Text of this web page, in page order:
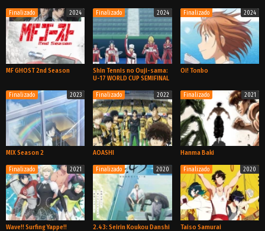
Película TV TV
Finalizado 2024
TV
MF GHOST 2nd Season
Finalizado 2024
TV
Shin Tennis no Ouji-sama:
U-17 WORLD CUP SEMIFINAL
Finalizado 2024
TV
Oi! Tonbo
Finalizado 2023
TV
MIX Season 2
Finalizado 2022
TV
AOASHI
Finalizado 2021
OVA
Hanma Baki
Finalizado 2021
Wave!! Surfing Yappe!!
Finalizado 2020
2.43: Seirin Koukou Danshi
Finalizado 2020
Taiso Samurai